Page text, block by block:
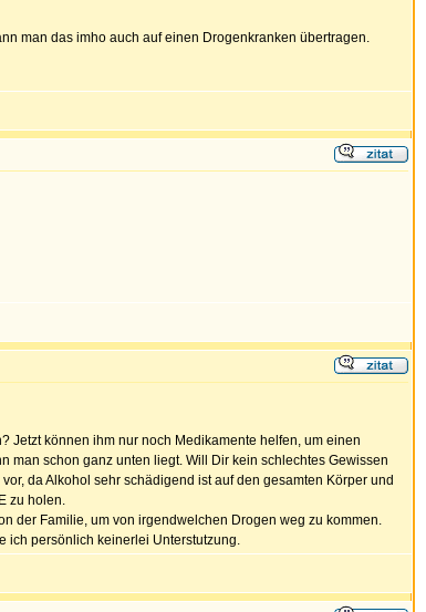
man das imho auch auf einen Drogenkranken übertragen.
Jetzt können ihm nur noch Medikamente helfen, um einen
man schon ganz unten liegt. Will Dir kein schlechtes Gewissen
da Alkohol sehr schädigend ist auf den gesamten Körper und
zu holen.
der Familie, um von irgendwelchen Drogen weg zu kommen.
ich persönlich keinerlei Unterstutzung.